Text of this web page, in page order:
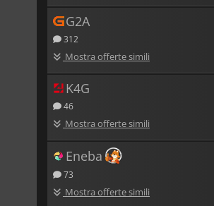
G2A
312
Mostra offerte simili
K4G
46
Mostra offerte simili
Eneba
73
Mostra offerte simili